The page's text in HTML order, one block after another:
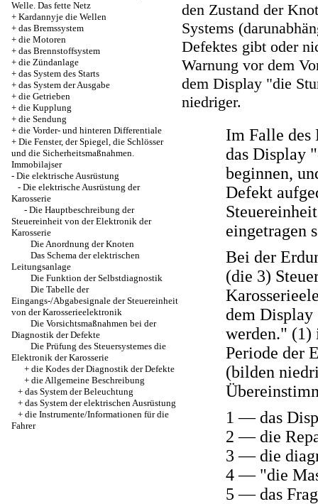
Welle. Das fette Netz
+ Kardannyje die Wellen
+ das Bremssystem
+ die Motoren
+ das Brennstoffsystem
+ die Zündanlage
+ das System des Starts
+ das System der Ausgabe
+ die Getrieben
+ die Kupplung
+ die Sendung
+ die Vorder- und hinteren Differentiale
+ Die Fenster, der Spiegel, die Schlösser
und die Sicherheitsmaßnahmen.
Immobilajser
- Die elektrische Ausrüstung
- Die elektrische Ausrüstung der
Karosserie
- Die Hauptbeschreibung der
Steuereinheit von der Elektronik der
Karosserie
Die Anordnung der Knoten
Das Schema der elektrischen
Leitungsanlage
Die Funktion der Selbstdiagnostik
Die Tabelle der
Eingangs-/Abgabesignale der Steuereinheit
von der Karosserieelektronik
Die Vorsichtsmaßnahmen bei der
Diagnostik der Defekte
Die Prüfung des Steuersystemes die
Elektronik der Karosserie
+ die Kodes der Diagnostik der Defekte
+ die Allgemeine Beschreibung
+ das System der Beleuchtung
+ das System der elektrischen Ausrüstung
+ die Instrumente/Informationen für die
Fahrer
den Zustand der
Systems
Defektes gibt oder
Warnung vor dem
dem Display "die
niedriger.
Im Falle des
das Display
beginnen,
Defekt
eingetragen
Bei der
(die 3)
dem Display
werden." (1)
Periode der
(bilden
1 — das
2 — die
3 — die
4 — "die
5 — das